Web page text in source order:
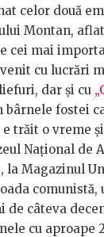
celor două
Montan,
cei mai
cu lucrări
dar și cu
bârnele fostei
trăit o vreme
Național de
la Magazinul
comunistă,
de câteva
cu aproape